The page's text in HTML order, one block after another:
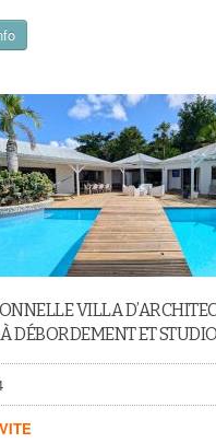
VILLA
DÉBORDEMENT ET